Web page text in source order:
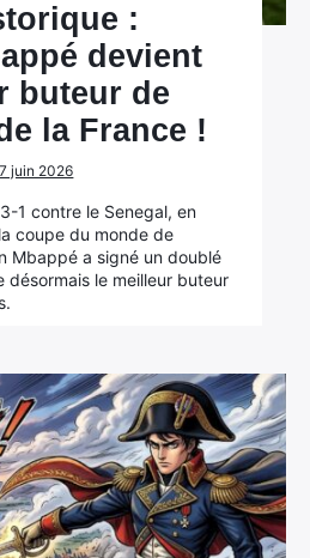
:
devient
buteur de
la France !
juin 2026
1 contre le Senegal, en
coupe du monde de
Mbappé a signé un doublé
désormais le meilleur buteur